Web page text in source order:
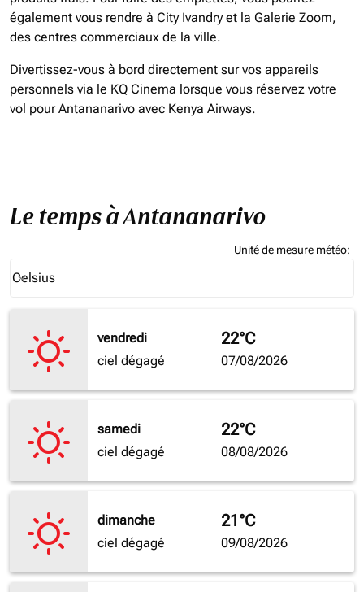
également vous rendre à City Ivandry et la Galerie Zoom,
des centres commerciaux de la ville.
Divertissez-vous à bord directement sur vos appareils
personnels via le KQ Cinema lorsque vous réservez votre
vol pour Antananarivo avec Kenya Airways.
Le temps à Antananarivo
Unité de mesure météo:
Celsius
keyboard_arrow_down
vendredi
ciel dégagé
22°C
07/08/2026
samedi
ciel dégagé
22°C
08/08/2026
dimanche
ciel dégagé
21°C
09/08/2026